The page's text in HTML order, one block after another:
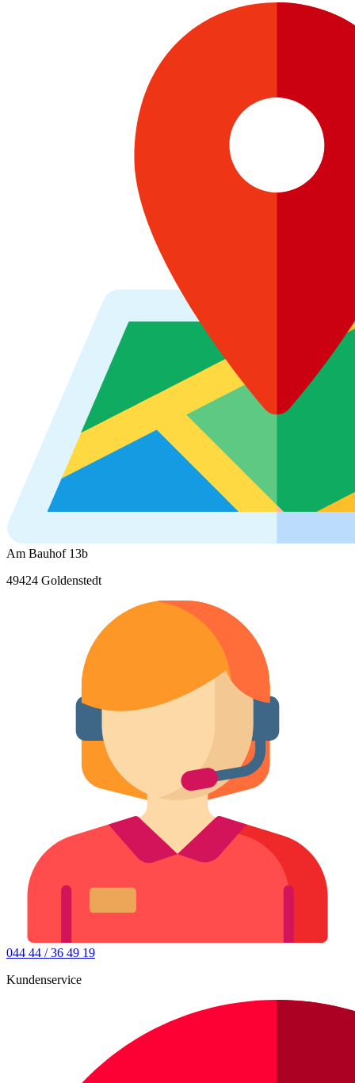
Am Bauhof 13b
49424 Goldenstedt
044 44 / 36 49 19
Kundenservice